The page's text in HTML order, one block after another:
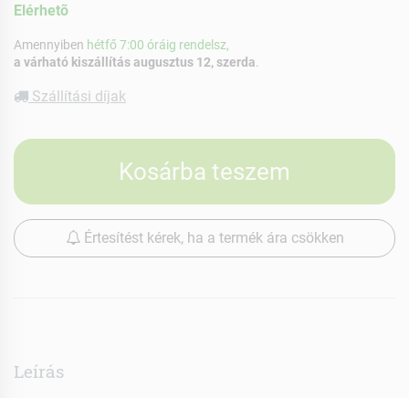
Elérhetõ
Amennyiben hétfő 7:00 óráig rendelsz,
a várható kiszállítás augusztus 12, szerda
Szállítási díjak
Kosárba teszem
Értesítést kérek, ha a termék ára csökken
Leírás